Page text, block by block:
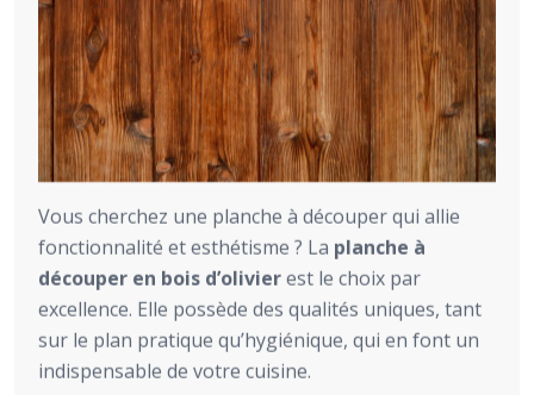
Vous cherchez une planche à découper qui allie
fonctionnalité et esthétisme ? La planche à
découper en bois d’olivierest le choix par
excellence. Elle possède des qualités uniques, tant
sur le plan pratique qu’hygiénique, qui en font un
indispensable de votre cuisine.